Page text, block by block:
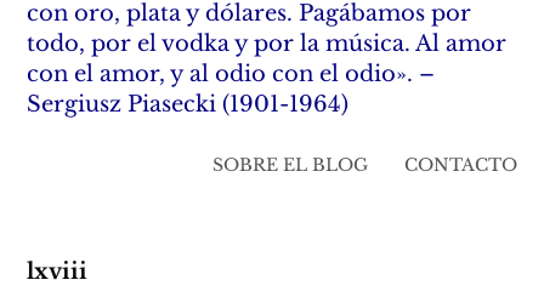
SOBRE EL BLOG CONTACTO
lxviii